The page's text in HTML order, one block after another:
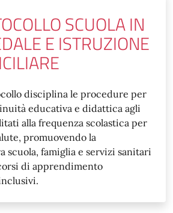
SCUOLA IN
E ISTRUZIONE
disciplina le procedure per
educativa e didattica agli
alla frequenza scolastica per
promuovendo la
scuola, famiglia e servizi sanitari
di apprendimento